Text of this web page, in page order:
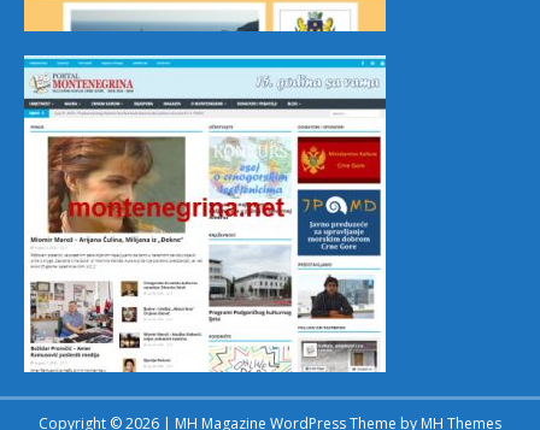
Copyright © 2026 | MH Magazine WordPress Theme by MH Themes